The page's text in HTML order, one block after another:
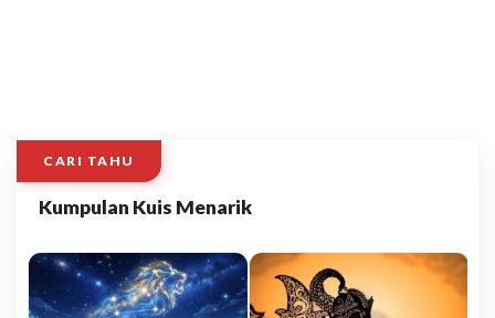
CARI TAHU
Kumpulan Kuis Menarik